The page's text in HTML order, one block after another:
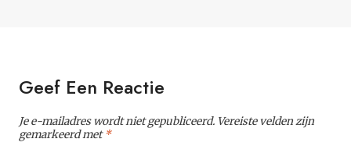
Geef Een Reactie
Je e-mailadres wordt niet gepubliceerd. Vereiste velden zijn
gemarkeerd met*